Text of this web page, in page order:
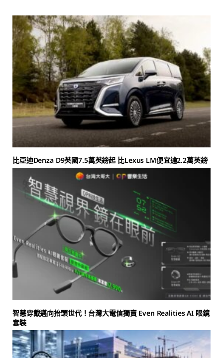
比亞迪Denza D9英國7.5萬英鎊起 比Lexus LM便宜逾2.2萬英鎊
智慧穿戴邁向抬頭世代！台灣大電信獨賣 Even Realities AI 眼鏡
套裝